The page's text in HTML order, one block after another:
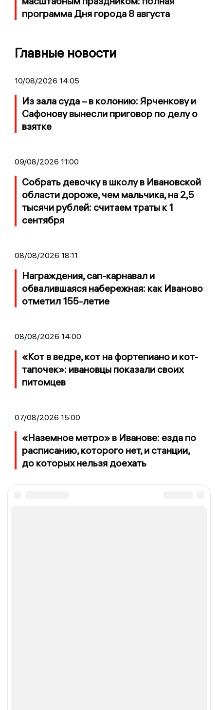
программа Дня города 8 августа
Главные новости
10/08/2026 14:05
Из зала суда – в колонию: Ярченкову и
Сафонову вынесли приговор по делу о
взятке
09/08/2026 11:00
Собрать девочку в школу в Ивановской
области дороже, чем мальчика, на 2,5
тысячи рублей: считаем траты к 1
сентября
08/08/2026 18:11
Награждения, сап-карнавал и
обвалившаяся набережная: как Иваново
отметил 155-летие
08/08/2026 14:00
«Кот в ведре, кот на фортепиано и кот-
тапочек»: ивановцы показали своих
питомцев
07/08/2026 15:00
«Наземное метро» в Иванове: езда по
расписанию, которого нет, и станции,
до которых нельзя доехать